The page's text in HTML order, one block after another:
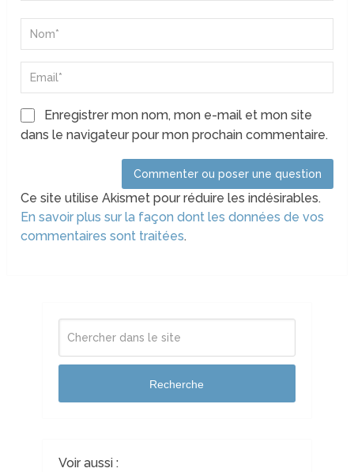
Enregistrer mon nom, mon e-mail et mon site
dans le navigateur pour mon prochain commentaire.
Ce site utilise Akismet pour réduire les indésirables.
En savoir plus sur la façon dont les données de vos
commentaires sont traitées.
Recherche
Voir aussi :